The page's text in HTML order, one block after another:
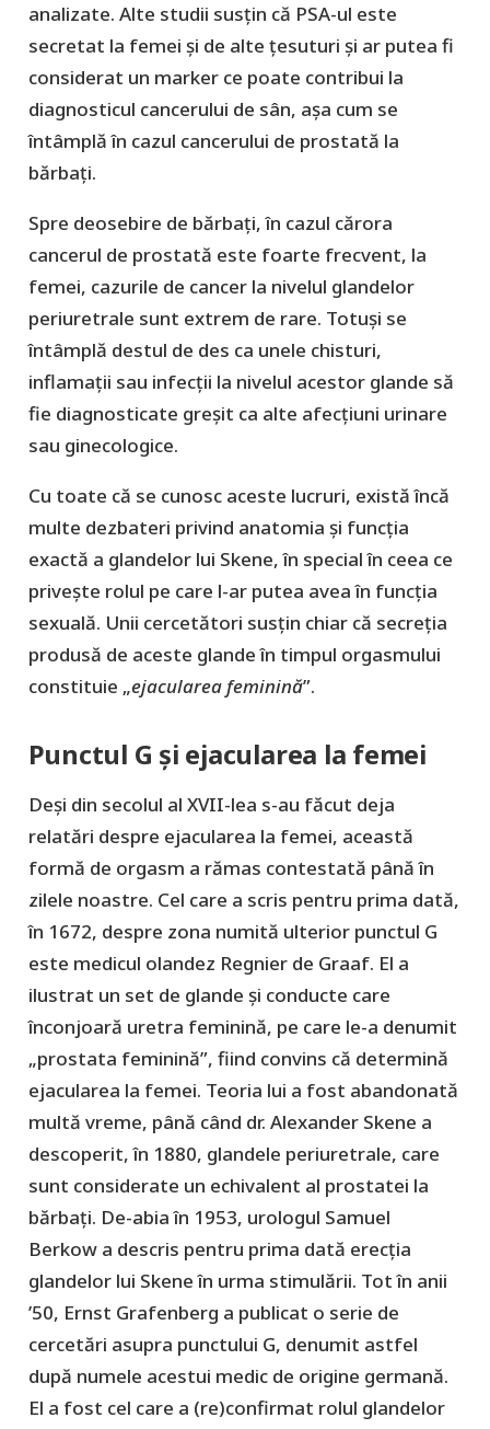
analizate. Alte studii susțin că PSA-ul este
secretat la femei și de alte țesuturi și ar putea fi
considerat un marker ce poate contribui la
diagnosticul cancerului de sân, așa cum se
întâmplă în cazul cancerului de prostată la
bărbați.
Spre deosebire de bărbați, în cazul cărora
cancerul de prostată este foarte frecvent, la
femei, cazurile de cancer la nivelul glandelor
periuretrale sunt extrem de rare. Totuși se
întâmplă destul de des ca unele chisturi,
inflamații sau infecții la nivelul acestor glande să
fie diagnosticate greșit ca alte afecțiuni urinare
sau ginecologice.
Cu toate că se cunosc aceste lucruri, există încă
multe dezbateri privind anatomia și funcția
exactă a glandelor lui Skene, în special în ceea ce
privește rolul pe care l-ar putea avea în funcția
sexuală. Unii cercetători susțin chiar că secreția
produsă de aceste glande în timpul orgasmului
constituie „ejacularea feminină”.
Punctul G și ejacularea la femei
Deși din secolul al XVII-lea s-au făcut deja
relatări despre ejacularea la femei, această
formă de orgasm a rămas contestată până în
zilele noastre. Cel care a scris pentru prima dată,
în 1672, despre zona numită ulterior punctul G
este medicul olandez Regnier de Graaf. El a
ilustrat un set de glande și conducte care
înconjoară uretra feminină, pe care le-a denumit
„prostata feminină”, fiind convins că determină
ejacularea la femei. Teoria lui a fost abandonată
multă vreme, până când dr. Alexander Skene a
descoperit, în 1880, glandele periuretrale, care
sunt considerate un echivalent al prostatei la
bărbați. De-abia în 1953, urologul Samuel
Berkow a descris pentru prima dată erecția
glandelor lui Skene în urma stimulării. Tot în anii
’50, Ernst Grafenberg a publicat o serie de
cercetări asupra punctului G, denumit astfel
după numele acestui medic de origine germană.
El a fost cel care a (re)confirmat rolul glandelor